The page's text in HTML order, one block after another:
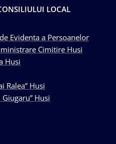
LOCAL
Evidenta a Persoanelor
Cimitire Husi
Husi
Ralea” Husi
Husi